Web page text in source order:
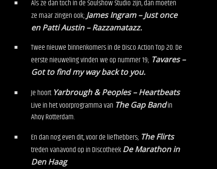
Als ze dan toch in de Soulshow Studio zijn, dan moeten
ze maar zingen ook;James Ingram – Just once
en Patti Austin – Razzamatazz.
Twee nieuwe binnenkomers in de Disco Action Top 20. De
eerste nieuweling vinden we op nummer 19; Tavares –
Got to find my way back to you.
Je hoort Yarbrough & Peoples – Heartbeats
Live in het voorprogramma van The Gap Bandin
Ahoy Rotterdam.
En dan nog even dit, voor de liefhebbers; The Flirts
treden vanavond op in DiscotheekDe Marathon in
Den Haag.